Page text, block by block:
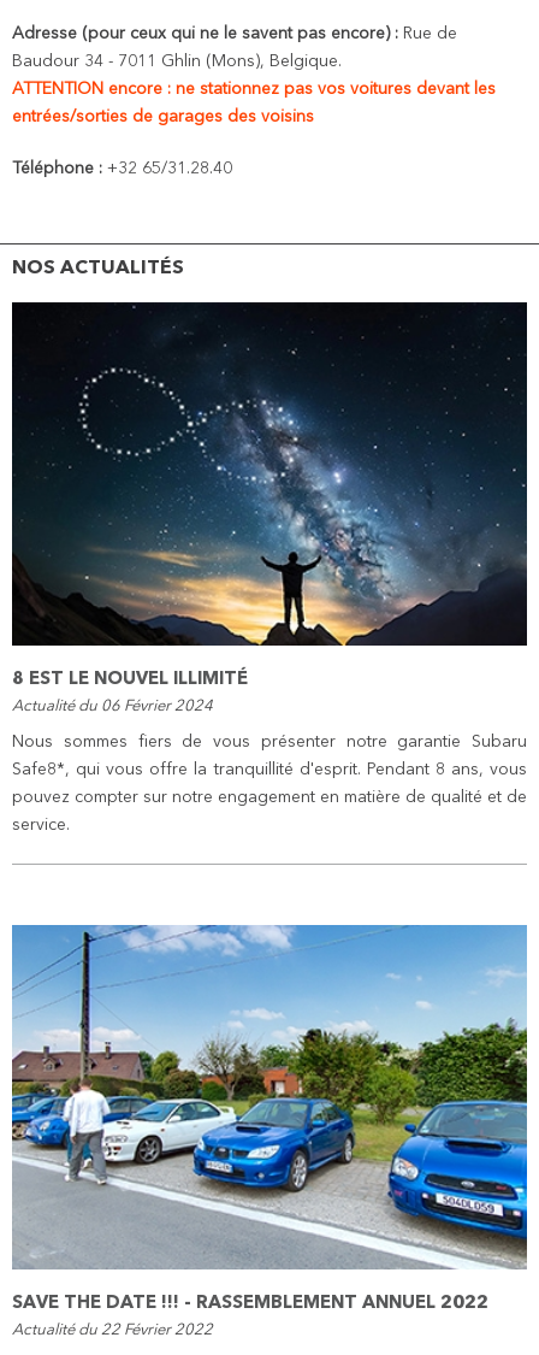
Adresse (pour ceux qui ne le savent pas encore) : Rue de
Baudour 34 - 7011 Ghlin (Mons), Belgique.
ATTENTION encore : ne stationnez pas vos voitures devant les
entrées/sorties de garages des voisins
Téléphone : +32 65/31.28.40
NOS ACTUALITÉS
8 EST LE NOUVEL ILLIMITÉ
Actualité du 06 Février 2024
Nous sommes fiers de vous présenter notre garantie Subaru
Safe8*, qui vous offre la tranquillité d'esprit. Pendant 8 ans, vous
pouvez compter sur notre engagement en matière de qualité et de
service.
SAVE THE DATE !!! - RASSEMBLEMENT ANNUEL 2022
Actualité du 22 Février 2022